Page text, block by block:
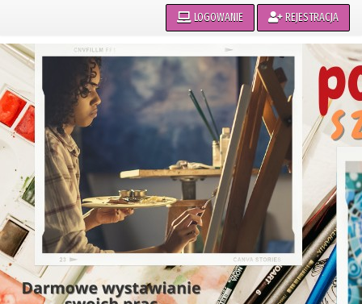
LOGOWANIE REJESTRACJA